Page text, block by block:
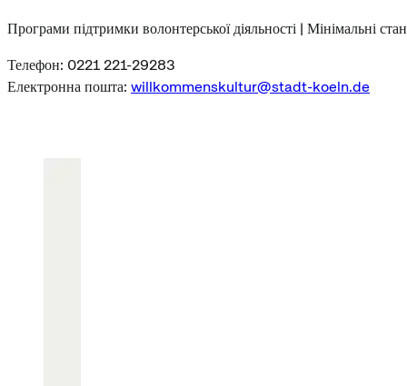
Програми підтримки волонтерської діяльності | Мінімальні
Телефон: 0221 221-29283
Електронна пошта: willkommenskultur@stadt-koeln.de